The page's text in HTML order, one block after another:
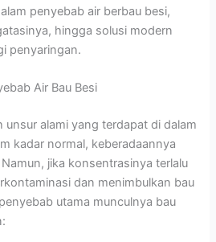
penyebab air berbau besi,
hingga solusi modern
penyaringan.
Air Bau Besi
unsur alami yang terdapat di dalam
kadar normal, keberadaannya
jika konsentrasinya terlalu
dan menimbulkan bau
utama munculnya bau